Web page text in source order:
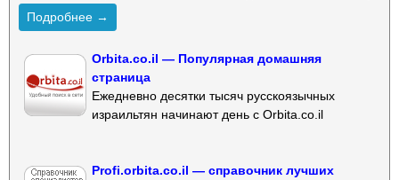
Подробнее →
Orbita.co.il — Популярная домашняя
страница
Ежедневно десятки тысяч русскоязычных
израильтян начинают день с Orbita.co.il
Profi.orbita.co.il — справочник лучших